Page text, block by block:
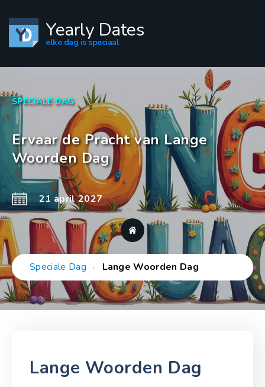
Yearly Dates
elke dag is speciaal
SPECIALE DAG
Ervaar de Pracht van Lange
Woorden Dag
21 april 2027
Speciale Dag Lange Woorden Dag
Lange Woorden Dag